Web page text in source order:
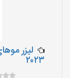
لیزر
۲۰۲۳